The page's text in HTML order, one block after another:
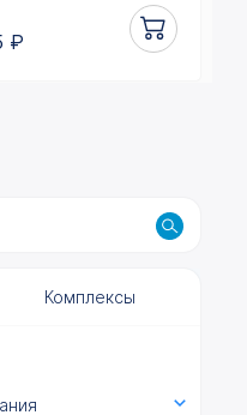
₽
Комплексы